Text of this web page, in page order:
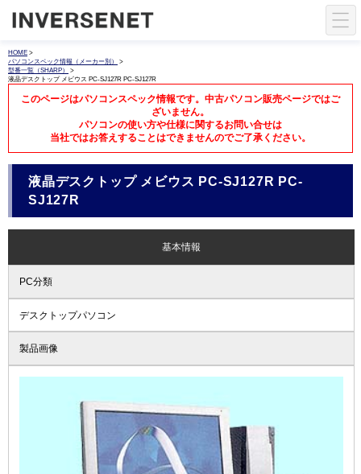
HOME >
パソコンスペック情報（メーカー別）
>
型番一覧（SHARP）
>
液晶デスクトップ メビウス PC-SJ127R PC-SJ127R
このページはパソコンスペック情報です。中古パソコン販売ページではご
ざいません。
パソコンの使い方や仕様に関するお問い合せは
当社ではお答えすることはできませんのでご了承ください。
液晶デスクトップ メビウス PC-SJ127R PC-
SJ127R
基本情報
PC分類
デスクトップパソコン
製品画像